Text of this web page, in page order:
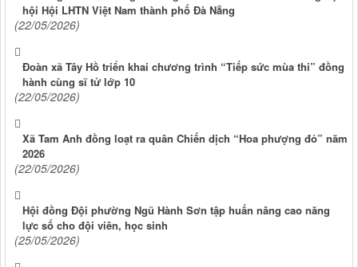
hội Hội LHTN Việt Nam thành phố Đà Nẵng
(22/05/2026)
Đoàn xã Tây Hồ triển khai chương trình “Tiếp sức mùa thi” đồng
hành cùng sĩ tử lớp 10
(22/05/2026)
Xã Tam Anh đồng loạt ra quân Chiến dịch “Hoa phượng đỏ” năm
2026
(22/05/2026)
Hội đồng Đội phường Ngũ Hành Sơn tập huấn nâng cao năng
lực số cho đội viên, học sinh
(25/05/2026)